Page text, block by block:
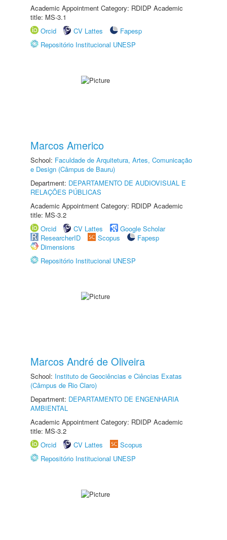
Academic Appointment Category: RDIDP Academic
title: MS-3.1
Orcid
CV Lattes
Fapesp
Repositório Institucional UNESP
Marcos Americo
School: Faculdade de Arquitetura, Artes, Comunicação
e Design (Câmpus de Bauru)
Department: DEPARTAMENTO DE AUDIOVISUAL E
RELAÇÕES PÚBLICAS
Academic Appointment Category: RDIDP Academic
title: MS-3.2
Orcid
CV Lattes
Google Scholar
ResearcherID
Scopus
Fapesp
Dimensions
Repositório Institucional UNESP
Marcos André de Oliveira
School: Instituto de Geociências e Ciências Exatas
(Câmpus de Rio Claro)
Department: DEPARTAMENTO DE ENGENHARIA
AMBIENTAL
Academic Appointment Category: RDIDP Academic
title: MS-3.2
Orcid
CV Lattes
Scopus
Repositório Institucional UNESP